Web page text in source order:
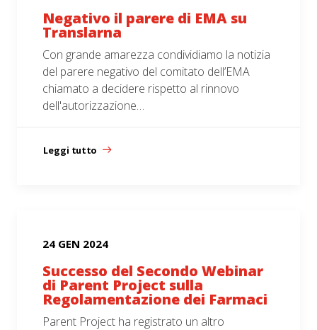
Negativo il parere di EMA su
Translarna
Con grande amarezza condividiamo la notizia
del parere negativo del comitato dell’EMA
chiamato a decidere rispetto al rinnovo
dell'autorizzazione…
Leggi tutto
24 GEN 2024
Successo del Secondo Webinar
di Parent Project sulla
Regolamentazione dei Farmaci
Parent Project ha registrato un altro